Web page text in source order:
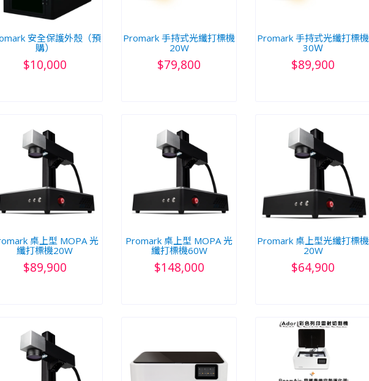
安全保護外殼（預
購）
$10,000
Promark 手持式光纖打標機
20W
$79,800
Promark 手持式光纖打標機
30Ｗ
$89,900
桌上型 MOPA 光
纖打標機20W
$89,900
Promark 桌上型 MOPA 光
纖打標機60W
$148,000
Promark 桌上型光纖打標機
20W
$64,900